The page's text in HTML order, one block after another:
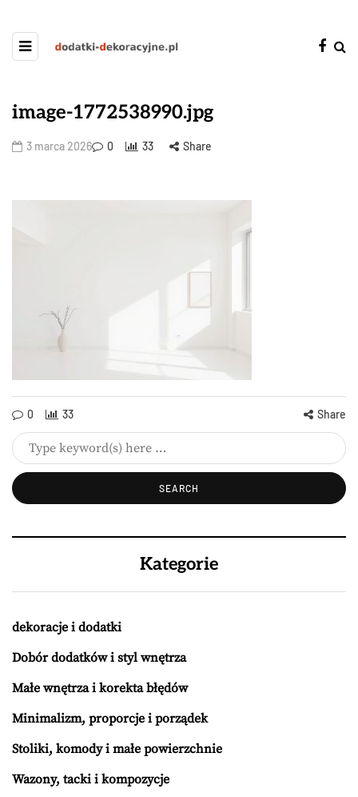
image-1772538990.jpg
3 marca 2026 0 33 Share
0 33 Share
Kategorie
dekoracje i dodatki
Dobór dodatków i styl wnętrza
Małe wnętrza i korekta błędów
Minimalizm, proporcje i porządek
Stoliki, komody i małe powierzchnie
Wazony, tacki i kompozycje